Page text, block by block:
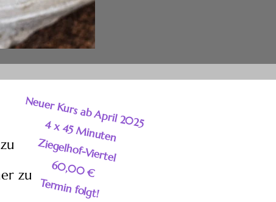
zu
Neuer Kurs ab April 2025
4 x 45 Minuten
Ziegelhof-Viertel
60,00 €
Termin folgt!